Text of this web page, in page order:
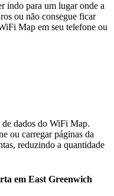
indo para um lugar onde a
ou não consegue ficar
Map em seu telefone ou
dados do WiFi Map.
ou carregar páginas da
reduzindo a quantidade
em East Greenwich